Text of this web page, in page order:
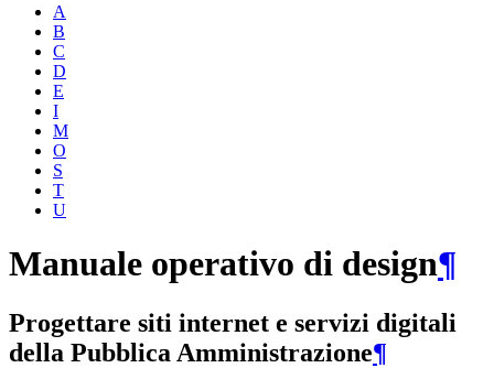
A
B
C
D
E
I
M
O
S
T
U
Manuale operativo di design¶
Progettare siti internet e servizi digitali
della Pubblica Amministrazione¶